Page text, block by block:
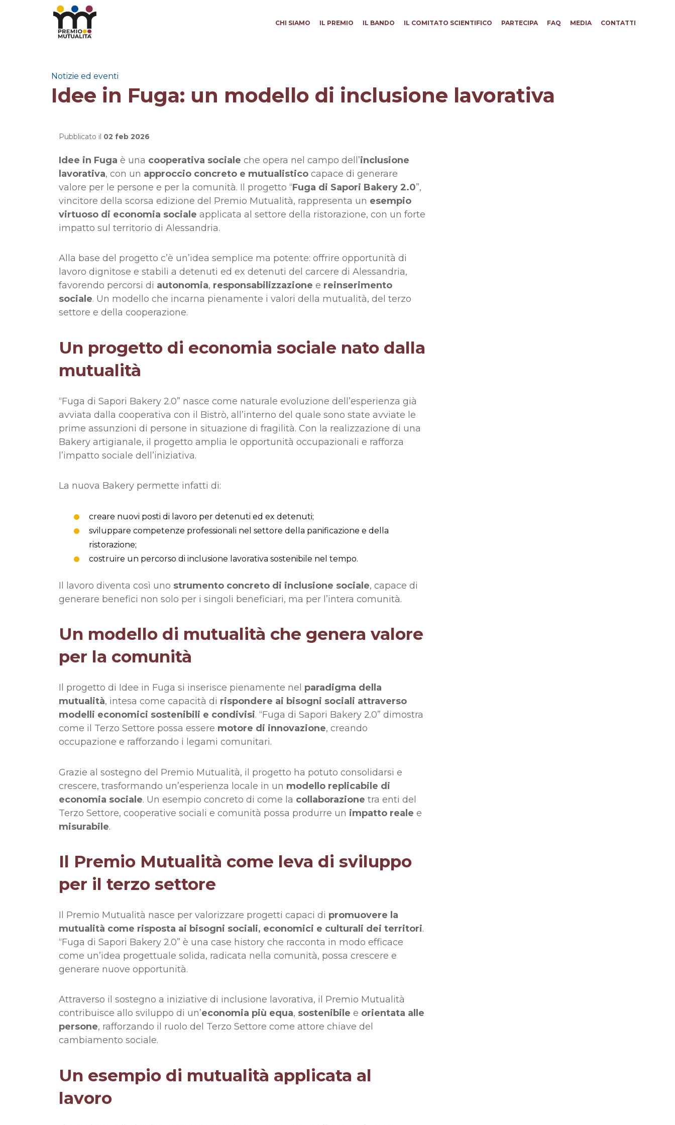
CHI SIAMO IL PREMIO IL BANDO IL COMITATO SCIENTIFICO PARTECIPA FAQ MEDIA CONTATTI
Notizie ed eventi
Idee in Fuga: un modello di inclusione lavorativa
Pubblicato il 02 feb 2026
Idee in Fuga è una cooperativa sociale che opera nel campo dell’inclusione
lavorativa, con un approccio concreto e mutualistico capace di generare
valore per le persone e per la comunità. Il progetto “Fuga di Sapori Bakery 2.0”,
vincitore della scorsa edizione del Premio Mutualità, rappresenta un esempio
virtuoso di economia sociale applicata al settore della ristorazione, con un forte
impatto sul territorio di Alessandria.
Alla base del progetto c’è un’idea semplice ma potente: offrire opportunità di
lavoro dignitose e stabili a detenuti ed ex detenuti del carcere di Alessandria,
favorendo percorsi di autonomia, responsabilizzazione e reinserimento
sociale. Un modello che incarna pienamente i valori della mutualità, del terzo
settore e della cooperazione.
Un progetto di economia sociale nato dalla
mutualità
“Fuga di Sapori Bakery 2.0” nasce come naturale evoluzione dell’esperienza già
avviata dalla cooperativa con il Bistrò, all’interno del quale sono state avviate le
prime assunzioni di persone in situazione di fragilità. Con la realizzazione di una
Bakery artigianale, il progetto amplia le opportunità occupazionali e rafforza
l’impatto sociale dell’iniziativa.
La nuova Bakery permette infatti di:
creare nuovi posti di lavoro per detenuti ed ex detenuti;
sviluppare competenze professionali nel settore della panificazione e della
ristorazione;
costruire un percorso di inclusione lavorativa sostenibile nel tempo.
Il lavoro diventa così uno strumento concreto di inclusione sociale, capace di
generare benefici non solo per i singoli beneficiari, ma per l’intera comunità.
Un modello di mutualità che genera valore
per la comunità
Il progetto di Idee in Fuga si inserisce pienamente nel paradigma della
mutualità, intesa come capacità di rispondere ai bisogni sociali attraverso
modelli economici sostenibili e condivisi. “Fuga di Sapori Bakery 2.0” dimostra
come il Terzo Settore possa essere motore di innovazione, creando
occupazione e rafforzando i legami comunitari.
Grazie al sostegno del Premio Mutualità, il progetto ha potuto consolidarsi e
crescere, trasformando un’esperienza locale in un modello replicabile di
economia sociale. Un esempio concreto di come la collaborazione tra enti del
Terzo Settore, cooperative sociali e comunità possa produrre un impatto reale e
misurabile.
Il Premio Mutualità come leva di sviluppo
per il terzo settore
Il Premio Mutualità nasce per valorizzare progetti capaci di promuovere la
mutualità come risposta ai bisogni sociali, economici e culturali dei territori.
“Fuga di Sapori Bakery 2.0” è una case history che racconta in modo efficace
come un’idea progettuale solida, radicata nella comunità, possa crescere e
generare nuove opportunità.
Attraverso il sostegno a iniziative di inclusione lavorativa, il Premio Mutualità
contribuisce allo sviluppo di un’economia più equa, sostenibile e orientata alle
persone, rafforzando il ruolo del Terzo Settore come attore chiave del
cambiamento sociale.
Un esempio di mutualità applicata al
lavoro